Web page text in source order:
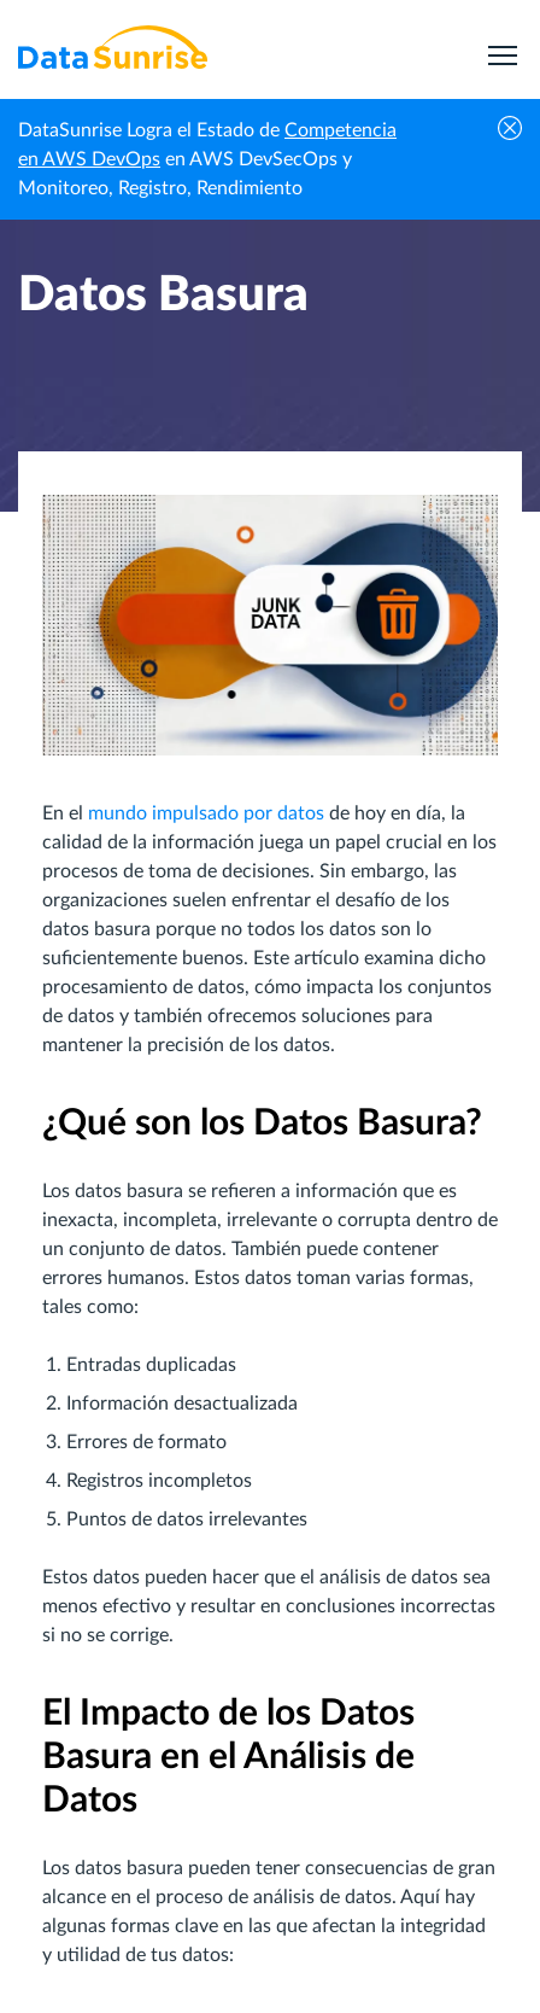
DataSunrise Logra el Estado de Competencia
en AWS DevOps en AWS DevSecOps y
Monitoreo, Registro, Rendimiento
Inicio Centro de Conocimiento Datos Basura
Datos Basura
En el mundo impulsado por datos de hoy en día, la
calidad de la información juega un papel crucial en los
procesos de toma de decisiones. Sin embargo, las
organizaciones suelen enfrentar el desafío de los
datos basura porque no todos los datos son lo
suficientemente buenos. Este artículo examina dicho
procesamiento de datos, cómo impacta los conjuntos
de datos y también ofrecemos soluciones para
mantener la precisión de los datos.
¿Qué son los Datos Basura?
Los datos basura se refieren a información que es
inexacta, incompleta, irrelevante o corrupta dentro de
un conjunto de datos. También puede contener
errores humanos. Estos datos toman varias formas,
tales como:
Entradas duplicadas
Información desactualizada
Errores de formato
Registros incompletos
Puntos de datos irrelevantes
Estos datos pueden hacer que el análisis de datos sea
menos efectivo y resultar en conclusiones incorrectas
si no se corrige.
El Impacto de los Datos
Basura en el Análisis de
Datos
Los datos basura pueden tener consecuencias de gran
alcance en el proceso de análisis de datos. Aquí hay
algunas formas clave en las que afectan la integridad
y utilidad de tus datos: